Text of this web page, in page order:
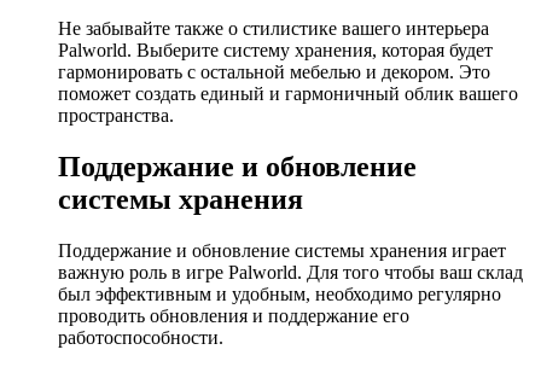
Не забывайте также о стилистике вашего интерьера
Palworld. Выберите систему хранения, которая будет
гармонировать с остальной мебелью и декором. Это
поможет создать единый и гармоничный облик вашего
пространства.
Поддержание и обновление
системы хранения
Поддержание и обновление системы хранения играет
важную роль в игре Palworld. Для того чтобы ваш склад
был эффективным и удобным, необходимо регулярно
проводить обновления и поддержание его
работоспособности.